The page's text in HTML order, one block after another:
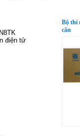
điện tử
Bộ thí
cân